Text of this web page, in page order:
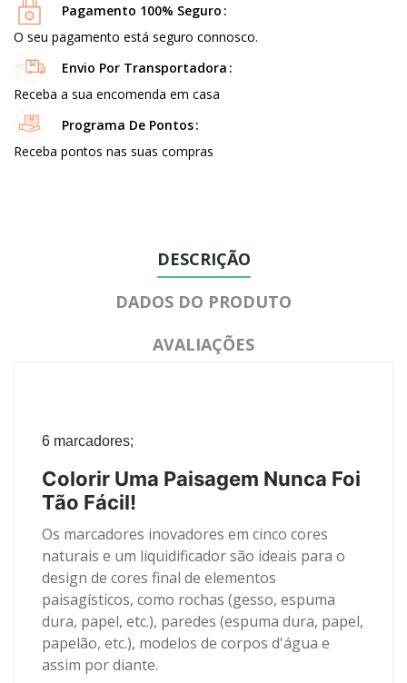
Pagamento 100% Seguro
O seu pagamento está seguro connosco.
Envio Por Transportadora
Receba a sua encomenda em casa
Programa De Pontos
Receba pontos nas suas compras
DESCRIÇÃO
DADOS DO PRODUTO
AVALIAÇÕES
6 marcadores;
Colorir Uma Paisagem Nunca Foi
Tão Fácil!
Os marcadores inovadores em cinco cores
naturais e um liquidificador são ideais para o
design de cores final de elementos
paisagísticos, como rochas (gesso, espuma
dura, papel, etc.), paredes (espuma dura, papel,
papelão, etc.), modelos de corpos d'água e
assim por diante.